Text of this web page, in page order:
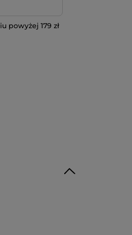
powyżej 179 zł